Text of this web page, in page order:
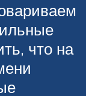
что на